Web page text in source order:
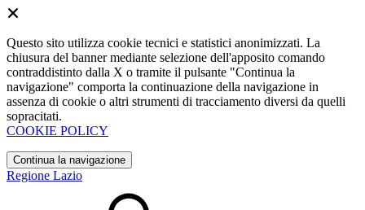
Questo sito utilizza cookie tecnici e statistici anonimizzati. La
chiusura del banner mediante selezione dell'apposito comando
contraddistinto dalla X o tramite il pulsante "Continua la
navigazione" comporta la continuazione della navigazione in
assenza di cookie o altri strumenti di tracciamento diversi da quelli
sopracitati.
COOKIE POLICY
Continua la navigazione
Regione Lazio